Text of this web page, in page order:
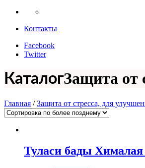
Контакты
Facebook
Twitter
КаталогЗащита от
Главная /Защита от стресса, для
Туласи бады Хималая